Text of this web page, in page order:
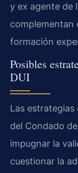
y ex agente de
complementan
formación
Posibles
DUI
Las estrategias
del Condado
impugnar la
cuestionar la